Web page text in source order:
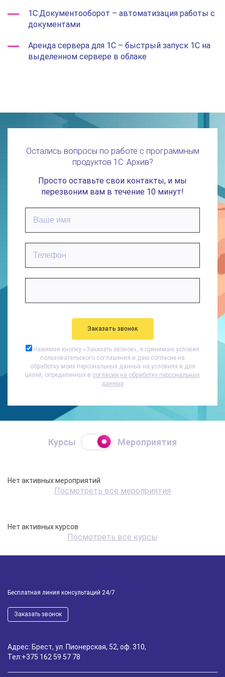
1С:Документооборот – автоматизация работы с
документами
Аренда сервера для 1С – быстрый запуск 1С на
выделенном сервере в облаке
Остались вопросы по работе с программным
продуктов 1С: Архив?
Просто оставьте свои контакты, и мы
перезвоним вам в течение 10 минут!
Нажимая кнопку «Заказать звонок», я принимаю условия
пользовательского соглашения и даю согласие на
обработку моих персональных данных на условиях и для
целей, определенных в согласии на обработку персональных
данных
Курсы Мероприятия
Нет активных мероприятий
Посмотреть все мероприятия
Нет активных курсов
Посмотреть все курсы
Бесплатная линия консультаций 24/7
Заказать звонок
Адрес: Брест, ул. Пионерская, 52, оф. 310,
Тел:+375 162 59 57 78